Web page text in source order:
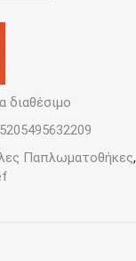
διαθέσιμο
5205495632209
Παπλωματοθήκες,